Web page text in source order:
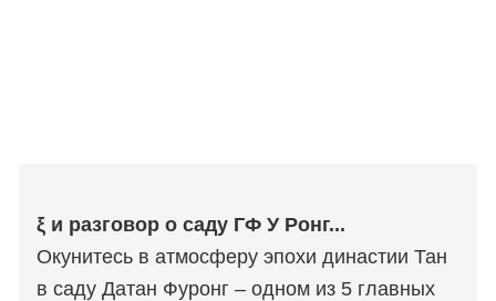
ξ и разговор о саду ГФ У Ронг...
Окунитесь в атмосферу эпохи династии Тан
в саду Датан Фуронг – одном из 5 главных